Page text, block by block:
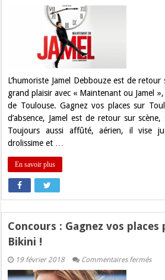
!
L’humoriste Jamel Debbouze est de
grand plaisir avec « Maintenant ou Jamel
de Toulouse. Gagnez vos places sur
d’absence, Jamel est de retour sur
Toujours aussi affûté, aérien, il vise
drolissime et …
En savoir plus
Concours : Gagnez vos places
Bikini !
19 février 2018 Commentaires ferméssur